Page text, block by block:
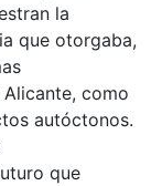
la
que otorgaba,
como
autóctonos.
que